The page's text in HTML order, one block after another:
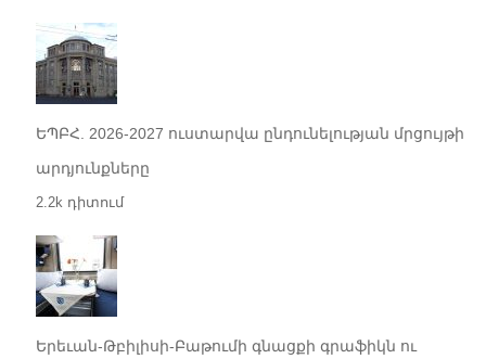
ԵՊԲՀ. 2026-2027 ուստարվա ընդունելության մրցույթի
արդյունքները
2.2k դիտում
Երեւան-Թբիլիսի-Բաթումի գնացքի գրաֆիկն ու